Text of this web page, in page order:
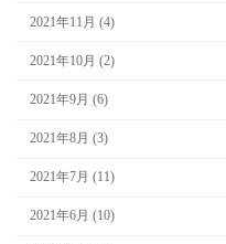
2021年11月 (4)
2021年10月 (2)
2021年9月 (6)
2021年8月 (3)
2021年7月 (11)
2021年6月 (10)